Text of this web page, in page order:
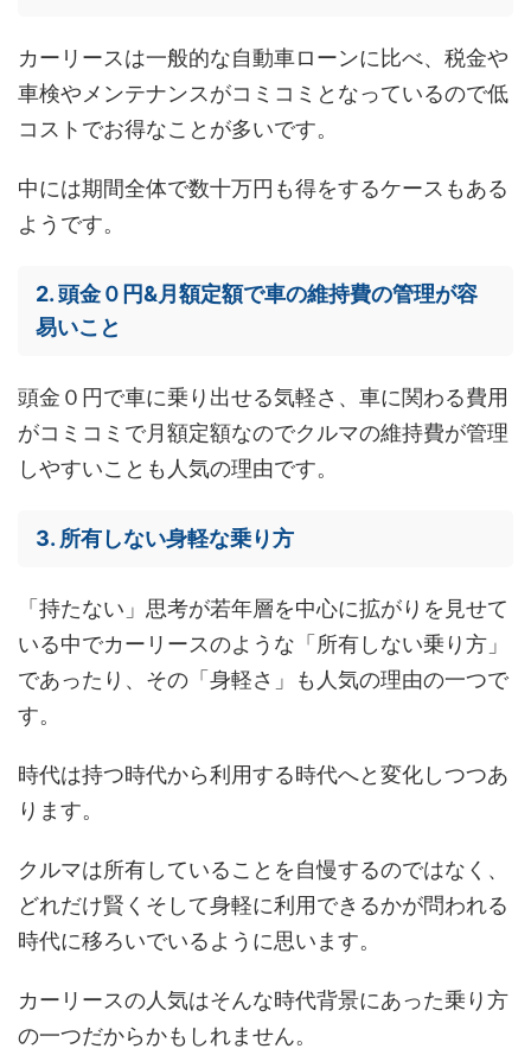
カーリースは一般的な自動車ローンに比べ、税金や
車検やメンテナンスがコミコミとなっているので低
コストでお得なことが多いです。
中には期間全体で数十万円も得をするケースもある
ようです。
2. 頭金０円&月額定額で車の維持費の管理が容
易いこと
頭金０円で車に乗り出せる気軽さ、車に関わる費用
がコミコミで月額定額なのでクルマの維持費が管理
しやすいことも人気の理由です。
3. 所有しない身軽な乗り方
「持たない」思考が若年層を中心に拡がりを見せて
いる中でカーリースのような「所有しない乗り方」
であったり、その「身軽さ」も人気の理由の一つで
す。
時代は持つ時代から利用する時代へと変化しつつあ
ります。
クルマは所有していることを自慢するのではなく、
どれだけ賢くそして身軽に利用できるかが問われる
時代に移ろいでいるように思います。
カーリースの人気はそんな時代背景にあった乗り方
の一つだからかもしれません。